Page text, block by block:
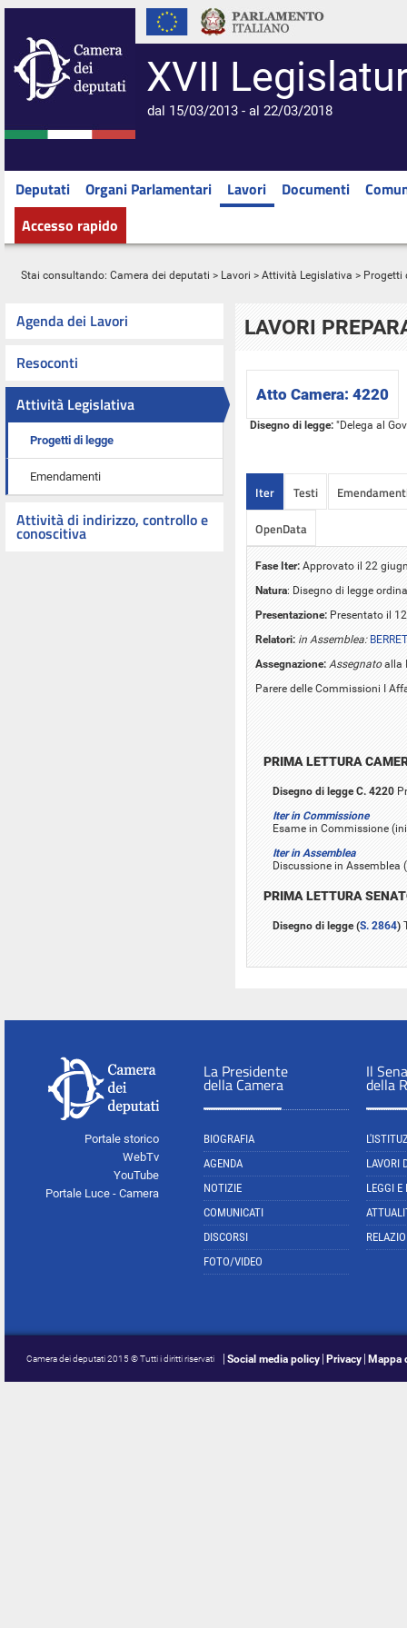
XVII
dal 15/03/2013 - al 22/03/2018
Deputati Organi Parlamentari Lavori Documenti
Accesso rapido
Stai consultando: Camera dei deputati > Lavori > Attività Legislativa > Progetti
Agenda dei Lavori
Resoconti
Attività Legislativa
Progetti di legge
Emendamenti
Attività di indirizzo, controllo e
conoscitiva
LAVORI
Atto Camera: 4220
Disegno di legge:"Delega al
Iter Testi
OpenData
Fase Iter: Approvato il 22
Natura: Disegno di legge
Presentazione: Presentato il
Relatori: in Assemblea:
Assegnazione: Assegnatoalla
Parere delle Commissioni I
PRIMA LETTURA
Disegno di legge C. 4220
Iter in Commissione
Esame in Commissione
Iter in Assemblea
Discussione in
PRIMA LETTURA
Disegno di legge (S. 2864)
Portale storico
WebTv
YouTube
Portale Luce - Camera
La Presidente
della Camera
BIOGRAFIA
AGENDA
NOTIZIE
COMUNICATI
DISCORSI
FOTO/VIDEO
Il
della
LAVORI
LEGGI E
Camera dei deputati 2015 © Tutti i diritti riservati Social media policy Privacy Mappa